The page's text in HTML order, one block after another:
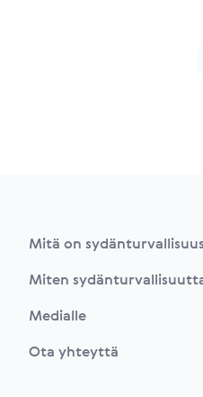
Mitä on
Miten
Medialle
Ota yhteyttä